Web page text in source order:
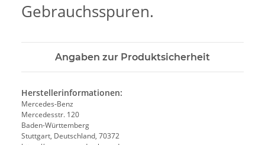
Gebrauchsspuren.
Angaben zur Produktsicherheit
Herstellerinformationen:
Mercedes-Benz
Mercedesstr. 120
Baden-Württemberg
Stuttgart, Deutschland, 70372